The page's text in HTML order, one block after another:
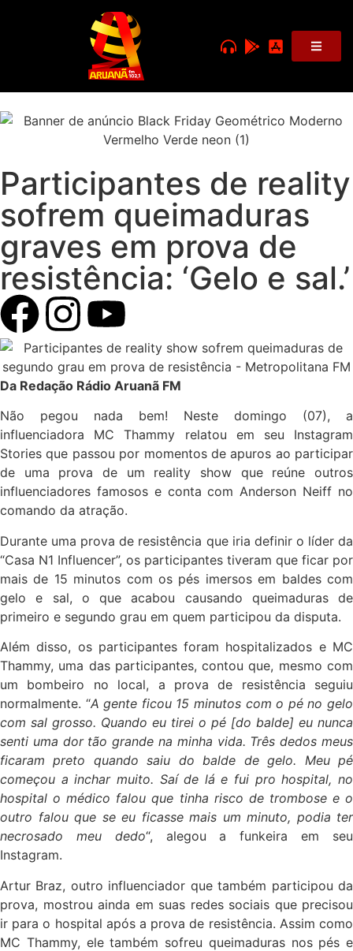
Participantes de reality
sofrem queimaduras
graves em prova de
resistência: ‘Gelo e sal.’
Da Redação Rádio Aruanã FM
Não pegou nada bem! Neste domingo (07), a
influenciadora MC Thammy relatou em seu Instagram
Stories que passou por momentos de apuros ao participar
de uma prova de um reality show que reúne outros
influenciadores famosos e conta com Anderson Neiff no
comando da atração.
Durante uma prova de resistência que iria definir o líder da
“Casa N1 Influencer”, os participantes tiveram que ficar por
mais de 15 minutos com os pés imersos em baldes com
gelo e sal, o que acabou causando queimaduras de
primeiro e segundo grau em quem participou da disputa.
Além disso, os participantes foram hospitalizados e MC
Thammy, uma das participantes, contou que, mesmo com
um bombeiro no local, a prova de resistência seguiu
normalmente. “A gente ficou 15 minutos com o pé no gelo
com sal grosso. Quando eu tirei o pé [do balde] eu nunca
senti uma dor tão grande na minha vida. Três dedos meus
ficaram preto quando saiu do balde de gelo. Meu pé
começou a inchar muito. Saí de lá e fui pro hospital, no
hospital o médico falou que tinha risco de trombose e o
outro falou que se eu ficasse mais um minuto, podia ter
necrosado meu dedo“, alegou a funkeira em seu
Instagram.
Artur Braz, outro influenciador que também participou da
prova, mostrou ainda em suas redes sociais que precisou
ir para o hospital após a prova de resistência. Assim como
MC Thammy, ele também sofreu queimaduras nos pés e